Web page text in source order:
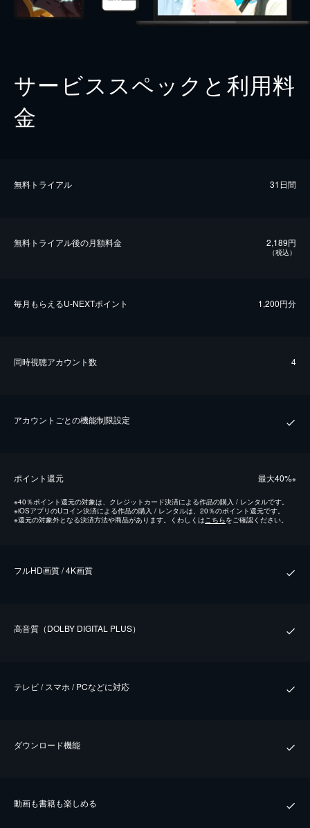
サービススペックと利用料
金
無料トライアル 31日間
無料トライアル後の⽉額料金 2,189円
（税込）
毎⽉もらえるU-NEXTポイント 1,200円分
同時視聴アカウント数 4
アカウントごとの機能制限設定
ポイント還元 最⼤40%※
※40％ポイント還元の対象は、クレジットカード決済による作品の購入 / レンタルです。
※iOSアプリのUコイン決済による作品の購入 / レンタルは、20％のポイント還元です。
※還元の対象外となる決済方法や商品があります。くわしくはこちらをご確認ください。
フルHD画質 / 4K画質
⾼⾳質（DOLBY DIGITAL PLUS）
テレビ / スマホ / PCなどに対応
ダウンロード機能
動画も書籍も楽しめる